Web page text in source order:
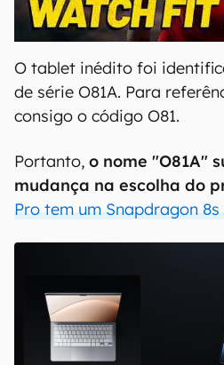
00:00/04:51
O tablet inédito foi
de série O81A. Para
consigo o código O81.
Portanto, o nome "O81A"
mudança na escolha do
Pro tem um Snapdragon 8s